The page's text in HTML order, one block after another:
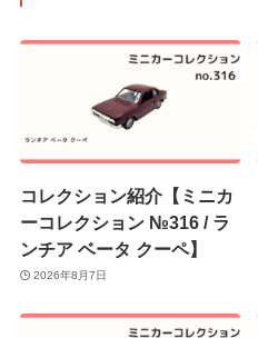
コレクション紹介【ミニカ
ーコレクション №316 / ラ
ンチア ベータ クーペ】
2026年8月7日